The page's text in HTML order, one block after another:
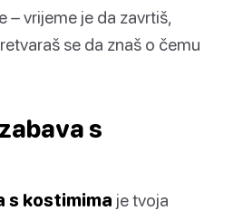
– vrijeme je da zavrtiš,
se da znaš o čemu
s
s kostimima je tvoja